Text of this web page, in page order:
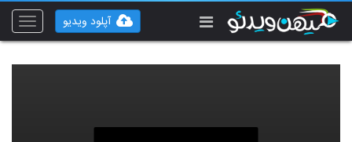
Toggle
آپلود ویدیو